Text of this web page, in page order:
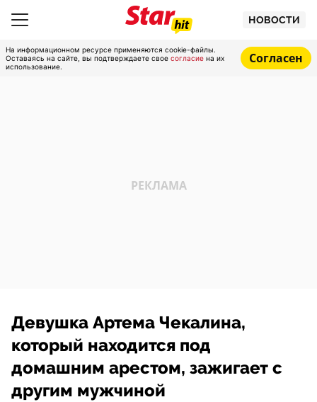
НОВОСТИ
На информационном ресурсе применяются cookie-файлы.
Оставаясь на сайте, вы подтверждаете свое согласие на их
использование.
Согласен
Девушка Артема Чекалина,
который находится под
домашним арестом, зажигает с
другим мужчиной